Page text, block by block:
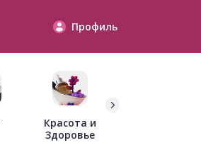
Профиль
Красота и
Здоровье